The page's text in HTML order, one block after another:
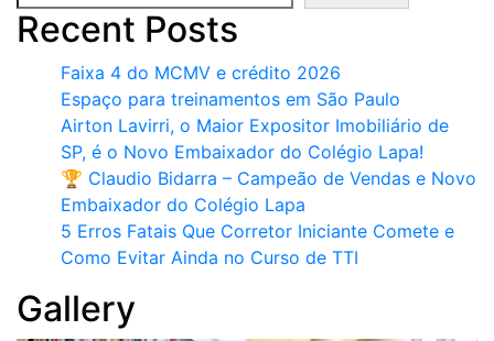
Recent Posts
Faixa 4 do MCMV e crédito 2026
Espaço para treinamentos em São Paulo
Airton Lavirri, o Maior Expositor Imobiliário de
SP, é o Novo Embaixador do Colégio Lapa!
🏆 Claudio Bidarra – Campeão de Vendas e Novo
Embaixador do Colégio Lapa
5 Erros Fatais Que Corretor Iniciante Comete e
Como Evitar Ainda no Curso de TTI​
Gallery